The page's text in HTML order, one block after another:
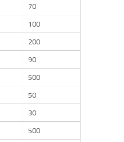
70
100
200
90
500
50
30
500